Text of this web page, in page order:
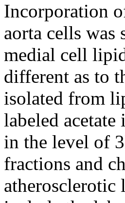
Incorporation
aorta cells
medial cell
different as to
isolated from
labeled
in the level of
fractions and
atherosclerotic